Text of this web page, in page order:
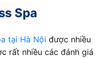
Spa
tại Hà Nội được nhiều
rất nhiều các đánh giá